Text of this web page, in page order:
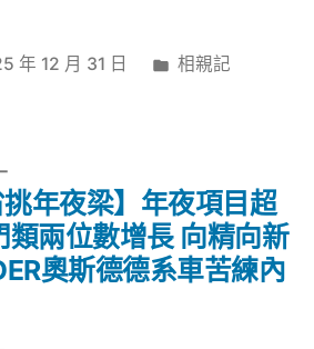
年 12 月 31 日
分
相親記
下
一
篇
文
挑年夜梁】年夜項目超
類兩位數增長 向精向新
奧斯德德系車苦練內